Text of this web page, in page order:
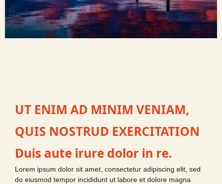
UT ENIM AD MINIM VENIAM,
QUIS NOSTRUD EXERCITATION
Duis aute irure dolor in re.
Lorem ipsum dolor sit amet, consectetur adipiscing elit, sed
do eiusmod tempor incididunt ut labore et dolore magna